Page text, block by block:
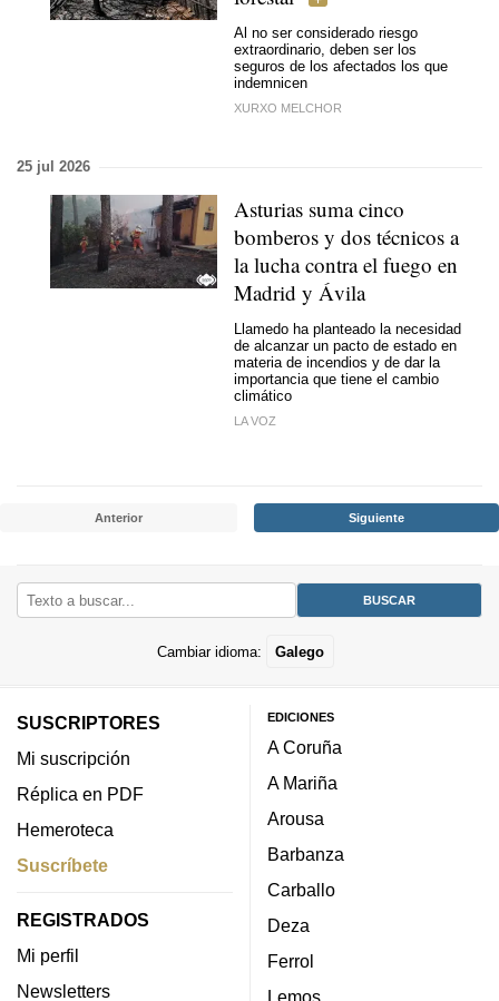
Al no ser considerado riesgo
extraordinario, deben ser los
seguros de los afectados los que
indemnicen
XURXO MELCHOR
25 jul 2026
Asturias suma cinco
bomberos y dos técnicos a
la lucha contra el fuego en
Madrid y Ávila
Llamedo ha planteado la necesidad
de alcanzar un pacto de estado en
materia de incendios y de dar la
importancia que tiene el cambio
climático
LA VOZ
Anterior Siguiente
Cambiar idioma: Galego
SUSCRIPTORES
Mi suscripción
Réplica en PDF
Hemeroteca
Suscríbete
REGISTRADOS
Mi perfil
Newsletters
EDICIONES
A Coruña
A Mariña
Arousa
Barbanza
Carballo
Deza
Ferrol
Lemos